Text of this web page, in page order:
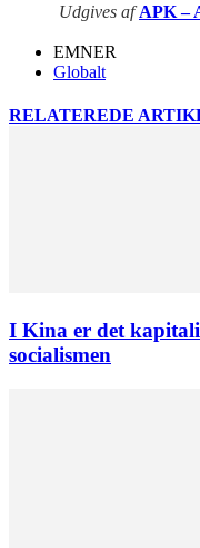
Udgives afAPK –
EMNER
Globalt
RELATEREDE
I Kina er det
socialismen